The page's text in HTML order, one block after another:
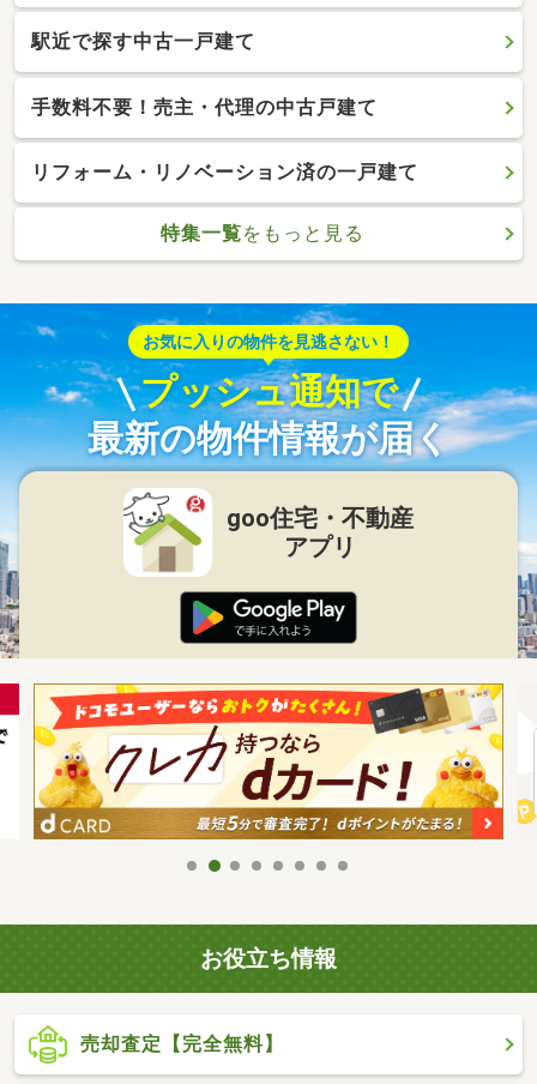
駅近で探す中古一戸建て
手数料不要！売主・代理の中古戸建て
リフォーム・リノベーション済の一戸建て
特集一覧をもっと見る
お気に入りの物件を見逃さない！
プッシュ通知で
最新の物件情報が届く
goo住宅・不動産
アプリ
お役立ち情報
売却査定【完全無料】